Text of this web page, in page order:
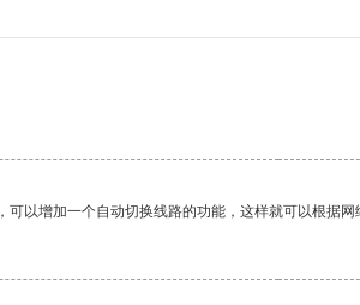
以增加一个自动切换线路的功能，这样就可以根据